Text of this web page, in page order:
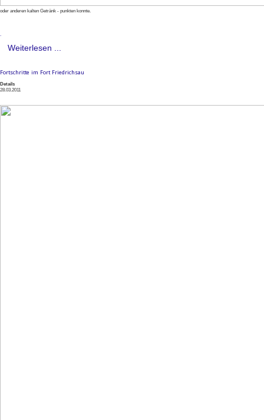
oder anderen kalten Getränk - punkten konnte.
.
Weiterlesen ...
Fortschritte im Fort Friedrichsau
Details
28.03.2011